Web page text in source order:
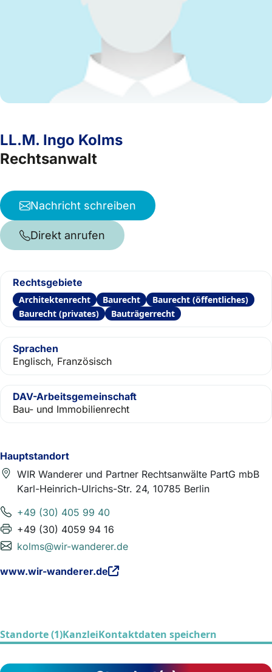
Hauptstandort
WIR Wanderer und Partner Rechtsanwälte PartG mbB
Karl-Heinrich-Ulrichs-Str. 24, 10785 Berlin
+49 (30) 405 99 40
+49 (30) 4059 94 16
kolms@wir-wanderer.de
www.wir-wanderer.de
LL.M. Ingo Kolms
Rechtsanwalt
Nachricht schreiben
Direkt anrufen
Rechtsgebiete
Architektenrecht Baurecht
Baurecht (öffentliches)
Baurecht (privates)
Bauträgerrecht
Sprachen
Englisch, Französisch
DAV-Arbeitsgemeinschaft
Bau- und Immobilienrecht
Standorte (1)KanzleiKontaktdaten speichern